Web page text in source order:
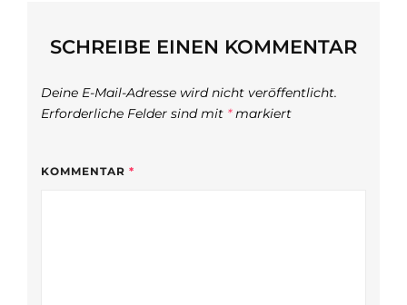
SCHREIBE EINEN KOMMENTAR
Deine E-Mail-Adresse wird nicht veröffentlicht.
Erforderliche Felder sind mit *markiert
KOMMENTAR *